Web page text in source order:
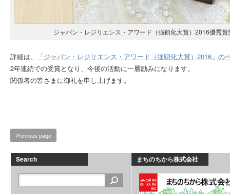
ジャパン・レジリエンス・アワード（強靭化大賞）2016優秀賞
詳細は、
「ジャパン・レジリエンス・アワード（強靭化大賞）2016」の
2年連続での受賞となり、今後の活動に一層励みになります。
関係者の皆さまに御礼を申し上げます。
Previous page
Search まちのちから株式会社